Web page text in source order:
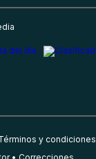
y condiciones